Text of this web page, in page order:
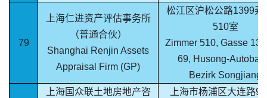
79
上海仁进资产评估事务所
（普通合伙）
Shanghai Renjin Assets
Appraisal Firm (GP)
松江区沪松公路1399弄
510室
Zimmer 510, Gasse
69, Husong-
Bezirk Songjiang
上海国众联土地房地产咨
上海市杨浦区大连路